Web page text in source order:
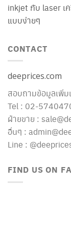
inkjet กับ laser เ
แบบง่ายๆ
CONTACT
deeprices.com
สอบถามข้อมูลเพิ่ม
Tel : 02-
ฝ่ายขาย :
อื่นๆ :
Line :
FIND US ON